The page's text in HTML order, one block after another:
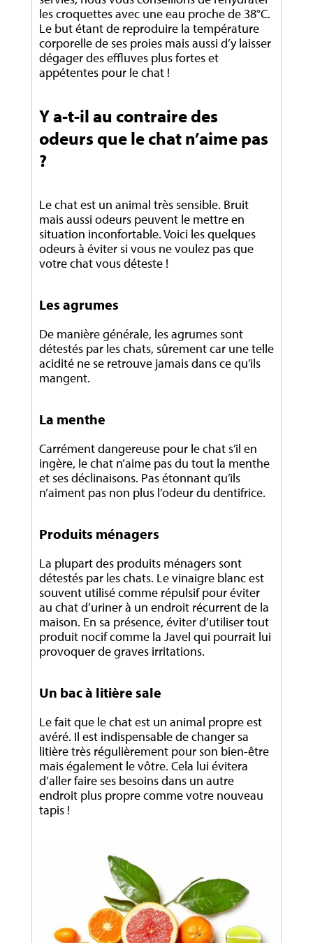
les croquettes avec une eau proche de 38°C.
Le but étant de reproduire la température
corporelle de ses proies mais aussi d’y laisser
dégager des effluves plus fortes et
appétentes pour le chat !
Y a-t-il au contraire des
odeurs que le chat n’aime pas
?
Le chat est un animal très sensible. Bruit
mais aussi odeurs peuvent le mettre en
situation inconfortable. Voici les quelques
odeurs à éviter si vous ne voulez pas que
votre chat vous déteste !
Les agrumes
De manière générale, les agrumes sont
détestés par les chats, sûrement car une telle
acidité ne se retrouve jamais dans ce qu’ils
mangent.
La menthe
Carrément dangereuse pour le chat s’il en
ingère, le chat n’aime pas du tout la menthe
et ses déclinaisons. Pas étonnant qu’ils
n’aiment pas non plus l’odeur du dentifrice.
Produits ménagers
La plupart des produits ménagers sont
détestés par les chats. Le vinaigre blanc est
souvent utilisé comme répulsif pour éviter
au chat d’uriner à un endroit récurrent de la
maison. En sa présence, éviter d’utiliser tout
produit nocif comme la Javel qui pourrait lui
provoquer de graves irritations.
Un bac à litière sale
Le fait que le chat est un animal propre est
avéré. Il est indispensable de changer sa
litière très régulièrement pour son bien-être
mais également le vôtre. Cela lui évitera
d’aller faire ses besoins dans un autre
endroit plus propre comme votre nouveau
tapis !